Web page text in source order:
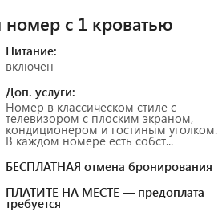
с 1 кроватью
Питание:
включен
Доп. услуги:
Номер в классическом стиле с
телевизором с плоским экраном,
кондиционером и гостиным уголком.
В каждом номере есть собст...
БЕСПЛАТНАЯ отмена бронирования
ПЛАТИТЕ НА МЕСТЕ — предоплата
требуется